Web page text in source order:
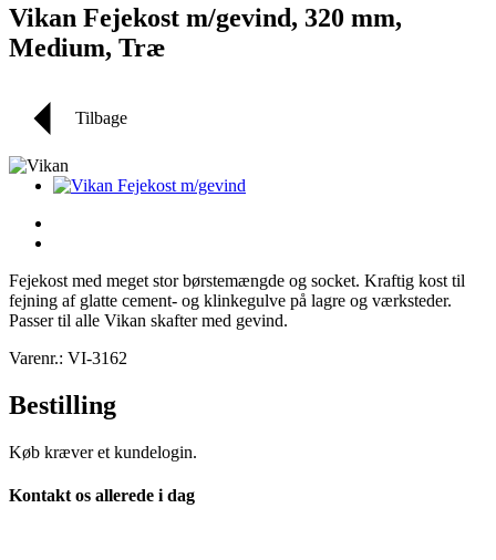
Vikan Fejekost m/gevind, 320 mm,
Medium, Træ
Tilbage
Fejekost med meget stor børstemængde og socket. Kraftig kost til
fejning af glatte cement- og klinkegulve på lagre og værksteder.
Passer til alle Vikan skafter med gevind.
Varenr.: VI-3162
Bestilling
Køb kræver et kundelogin.
Kontakt os allerede i dag